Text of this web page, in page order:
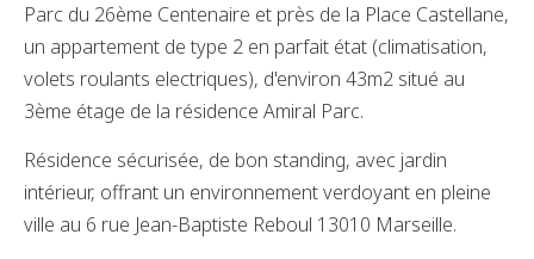
Parc du 26ème Centenaire et près de la Place Castellane,
un appartement de type 2 en parfait état (climatisation,
volets roulants electriques), d'environ 43m2 situé au
3ème étage de la résidence Amiral Parc.
Résidence sécurisée, de bon standing, avec jardin
intérieur, offrant un environnement verdoyant en pleine
ville au 6 rue Jean-Baptiste Reboul 13010 Marseille.